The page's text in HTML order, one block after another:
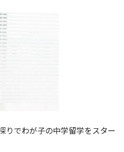
りでわが子の中学留学をスター